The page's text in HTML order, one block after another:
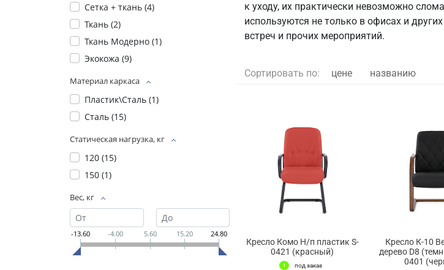
Сетка + ткань (4)
Ткань (2)
Ткань Модерно (1)
Экокожа (9)
Материал каркаса
Пластик\Сталь (1)
Сталь (15)
Статическая нагрузка, кг
120 (15)
150 (1)
Вес, кг
-13.60 -4.00 5.60 15.20 24.80
к уходу, их практически невозможно
используются не только в офисах и
встреч и прочих мероприятий.
Сортировать по: цене названию
Кресло Комо Н/п пластик S-
0421 (красный)
под заказ
Кресло К-10
дерево D8
0401